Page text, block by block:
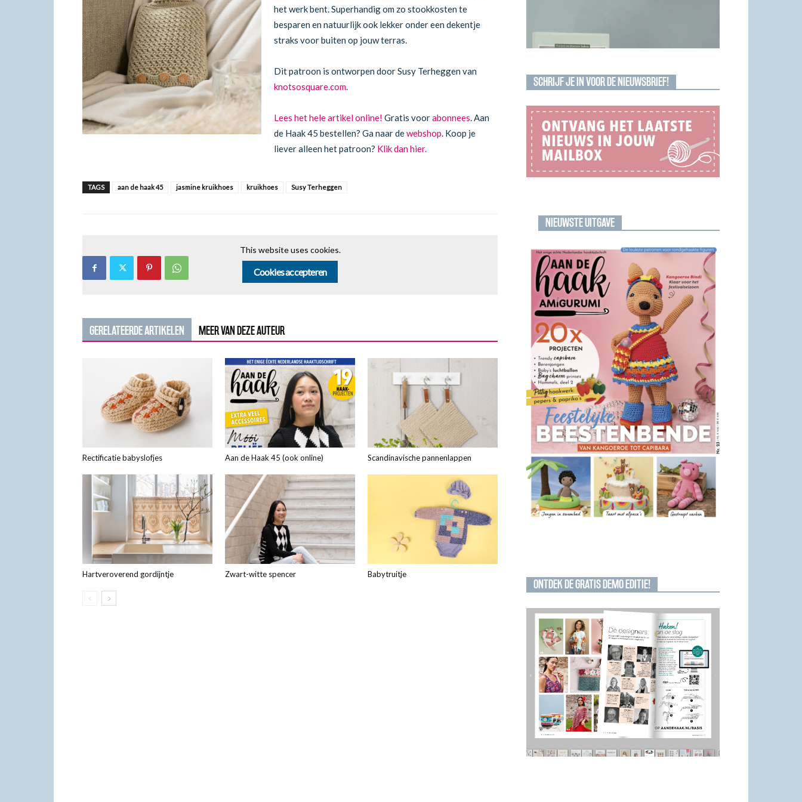
het werk bent. Superhandig om zo stookkosten te
besparen en natuurlijk ook lekker onder een dekentje
straks voor buiten op jouw terras.
Dit patroon is ontworpen door Susy Terheggen van
knotsosquare.com.
Lees het hele artikel online! Gratis voorabonnees. Aan
de Haak 45 bestellen? Ga naar dewebshop. Koop je
liever alleen het patroon? Klik dan hier.
TAGS aan de haak 45 jasmine kruikhoes kruikhoes Susy Terheggen
This website uses cookies.
Cookies accepteren
GERELATEERDE ARTIKELEN MEER VAN DEZE AUTEUR
Rectificatie babyslofjes Aan de Haak 45 (ook online) Scandinavische pannenlappen
Hartveroverend gordijntje Zwart-witte spencer Babytruitje
SCHRIJF JE IN VOOR DE NIEUWSBRIEF!
NIEUWSTE UITGAVE
ONTDEK DE GRATIS DEMO EDITIE!